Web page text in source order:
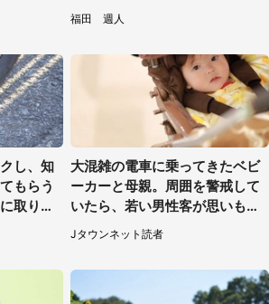
31】
えそう」
福田 週人
し、知
もらう
取りに
都・40
大混雑の電車に乗ってきたベビ
ーカーと母親。周囲を警戒して
いたら、若い男性客が思いもよ
らぬ行動に（東京都・50代女
性）
Jタウンネット読者